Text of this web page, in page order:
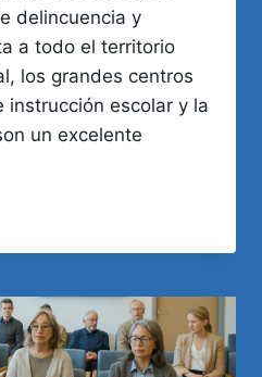
delincuencia y
a todo el territorio
los grandes centros
instrucción escolar y la
un excelente